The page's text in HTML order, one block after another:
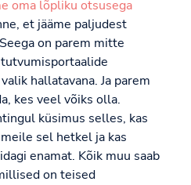
oma lõpliku otsusega
et jääme paljudest
on parem mitte
hallatavana. Ja parem
kes veel võiks olla.
küsimus selles, kas
sel hetkel ja kas
enamat. Kõik muu saab
on teised